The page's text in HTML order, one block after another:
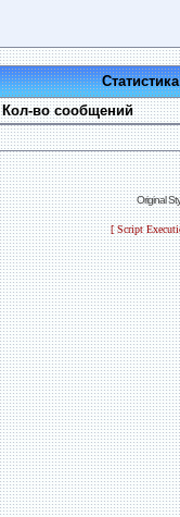
Кол-во сообщений
Original
[ Script